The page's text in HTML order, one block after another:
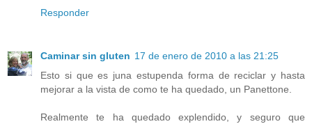
Responder
Caminar sin gluten 17 de enero de 2010 a las 21:25
Esto si que es juna estupenda forma de reciclar y hasta
mejorar a la vista de como te ha quedado, un Panettone.
Realmente te ha quedado explendido, y seguro que